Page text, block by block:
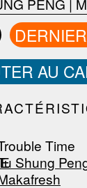
AU
Time
Shung